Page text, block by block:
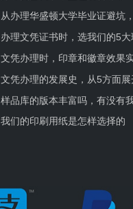
从办理华盛顿大学毕业证避坑
办理文凭证书时，选我们的5大
文凭办理时，印章和徽章效果
文凭办理的发展史，从5方面
样品库的版本丰富吗，有没有
我们的印刷用纸是怎样选择的